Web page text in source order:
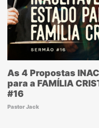
As 4 Propostas
para a FAMÍLIA
#16
Pastor Jack